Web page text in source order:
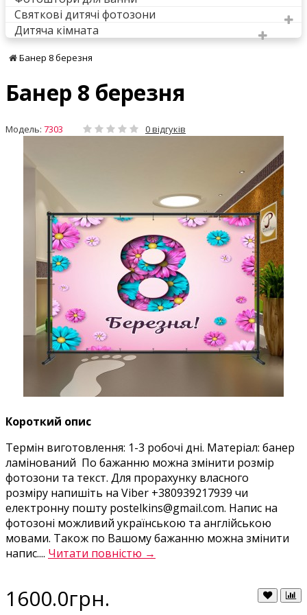
Святкові дитячі фотозони
Дитяча кімната
Банер 8 березня
Банер 8 березня
Модель: 7303 0 відгуків
Короткий опис
Термін виготовлення: 1-3 робочі дні. Матеріал: банер
ламінований По бажанню можна змінити розмір
фотозони та текст. Для прорахунку власного
розміру напишіть на Viber +380939217939 чи
електронну пошту postelkins@gmail.com. Напис на
фотозоні можливий українською та англійською
мовами. Також по Вашому бажанню можна змінити
напис.... Читати повністю →
1600.0грн.